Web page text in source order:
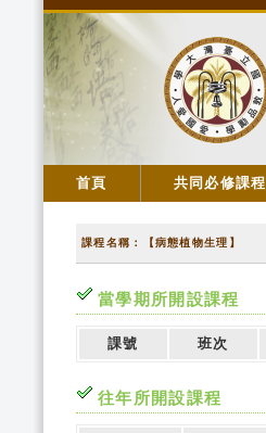
首頁 共同必修課程
課程名稱：【病態植物生理】
當學期所開設課程
課號 班次
往年所開設課程